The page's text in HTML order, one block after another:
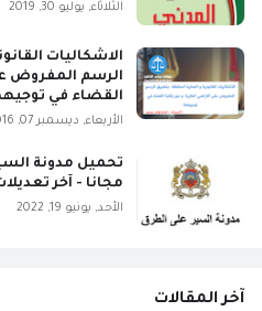
الثلاثاء, يوليو 30, 2019
الاشكاليات
الرسم المفروض
القضاء في
الأربعاء, ديسمبر 07, 2016
مجانا - آخر تعديلات
الأحد, يونيو 19, 2022
آخر المقالات